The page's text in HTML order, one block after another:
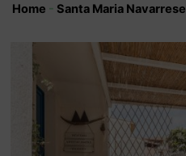
Home - Santa Maria Navarrese